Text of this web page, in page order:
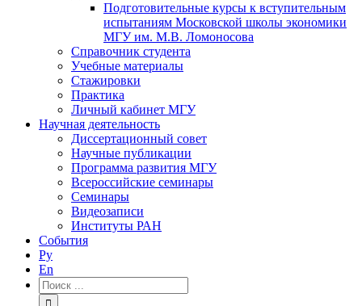
Подготовительные курсы к вступительным
испытаниям Московской школы экономики
МГУ им. М.В. Ломоносова
Справочник студента
Учебные материалы
Стажировки
Практика
Личный кабинет МГУ
Научная деятельность
Диссертационный совет
Научные публикации
Программа развития МГУ
Всероссийские семинары
Семинары
Видеозаписи
Институты РАН
События
Ру
En
Результат
поиска: